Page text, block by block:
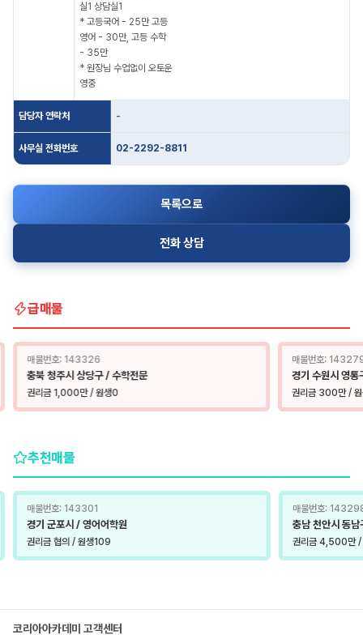
급매물
매물번호: 143326
충북 청주시 상당구 / 수학전문
권리금 1,000만 / 원생0
매물번호:
경기 수원시 영
권리금 300만 /
실1 상담실1
* 고등국어 - 25만 고등
영어 - 30만, 고등 수학
- 35만
* 원장님 수업없이 오토운
영중
담당자 연락처 -
사무실 전화번호 02-2292-8811
목록으로
전화 상담
추천매물
매물번호: 143301
경기 군포시 / 영어어학원
권리금 협의 / 원생109
매물번호:
충남 천안시 동
권리금 4,500만
코리아아카데미 고객센터